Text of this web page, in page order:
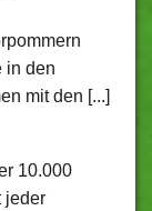
in den
mit den [...]
10.000
jeder